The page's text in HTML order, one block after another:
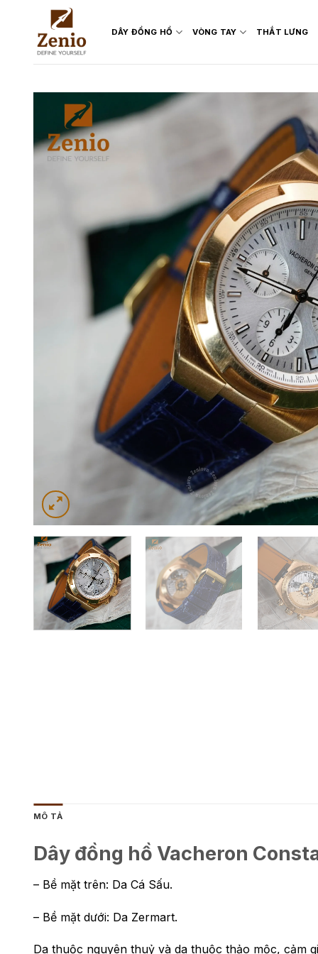
content
DÂY ĐỒNG HỒ VÒNG TAY THẮT LƯNG
MÔ TẢ
Dây đồng hồ Vacheron
– Bề mặt trên: Da Cá Sấu.
– Bề mặt dưới: Da Zermart.
Da thuộc nguyên thuỷ và da thuộc thảo mộc, cảm